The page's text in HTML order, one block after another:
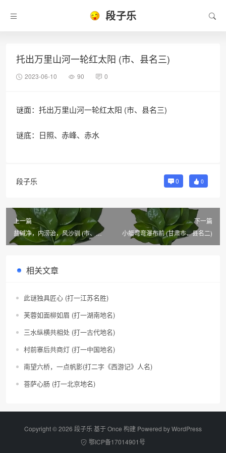
段子乐
托出万里山河一轮红太阳 (市、县名三)
2023-06-10 90 0
谜面：托出万里山河一轮红太阳 (市、县名三)
谜底：日照、赤峰、赤水
段子乐 0 0
上一篇
盐碱净，内涝治，风沙驯 (市、县
名三)
下一篇
小艇弯弯瀑布前 (甘肃市、县名二)
相关文章
此谜独具匠心 (打一江苏名胜)
芙蓉如面柳如眉 (打一湖南地名)
三水纵横共相处 (打一古代地名)
村前寨后共商灯 (打一中国地名)
南望六桥，一点帆影(打二字《西游记》人名)
菩萨心肠 (打一北京地名)
Copyright © 2026 段子乐 基于 Once 构建 Powered byWordPress
鄂ICP备17014901号